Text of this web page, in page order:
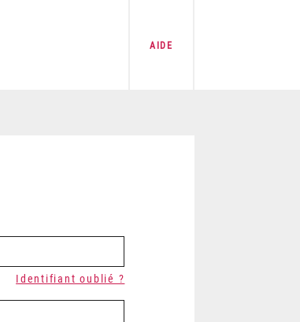
AIDE
Identifiant oublié ?